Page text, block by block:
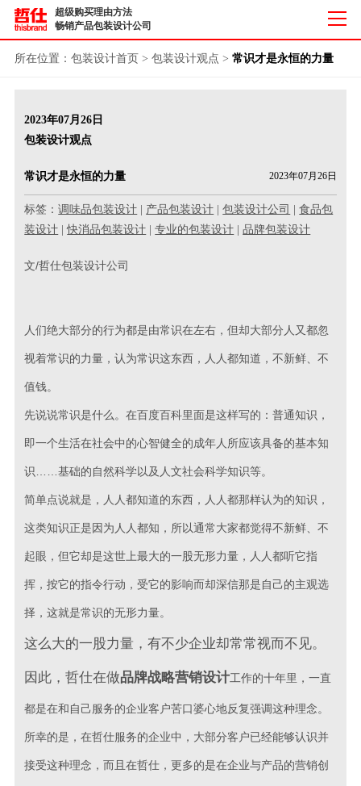
超级购买理由方法
畅销产品包装设计公司
所在位置： 包装设计首页 > 包装设计观点 > 常识才是永恒的力量
2023年07月26日
包装设计观点
常识才是永恒的力量 2023年07月26日
标签：调味品包装设计 产品包装设计 |包装设计公司 |食品包
装设计 |快消品包装设计 |专业的包装设计 |品牌包装设计
文/哲仕包装设计公司
人们绝大部分的行为都是由常识在左右，但却大部分人又都忽
视着常识的力量，认为常识这东西，人人都知道，不新鲜、不
值钱。
先说说常识是什么。在百度百科里面是这样写的：普通知识，
即一个生活在社会中的心智健全的成年人所应该具备的基本知
识……基础的自然科学以及人文社会科学知识等。
简单点说就是，人人都知道的东西，人人都那样认为的知识，
这类知识正是因为人人都知，所以通常大家都觉得不新鲜、不
起眼，但它却是这世上最大的一股无形力量，人人都听它指
挥，按它的指令行动，受它的影响而却深信那是自己的主观选
择，这就是常识的无形力量。
这么大的一股力量，有不少企业却常常视而不见。
因此，哲仕在做品牌战略营销设计工作的十年里，一直
都是在和自己服务的企业客户苦口婆心地反复强调这种理念。
所幸的是，在哲仕服务的企业中，大部分客户已经能够认识并
接受这种理念，而且在哲仕，更多的是在企业与产品的营销创